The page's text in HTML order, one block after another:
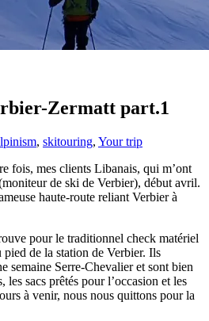
Zermatt part.1
, skitouring, Your trip
fois, mes clients Libanais, qui m’ont
de ski de Verbier), début avril.
haute-route reliant Verbier à
pour le traditionnel check matériel
de la station de Verbier. Ils
semaine Serre-Chevalier et sont bien
les sacs prêtés pour l’occasion et les
à venir, nous nous quittons pour la